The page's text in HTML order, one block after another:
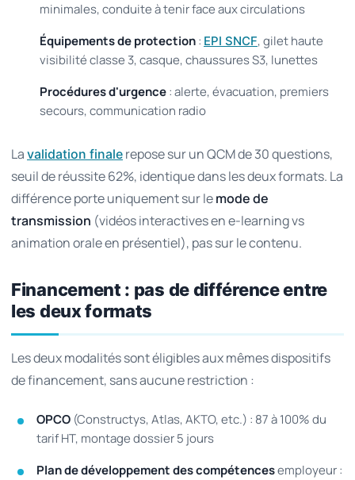
minimales, conduite à tenir face aux circulations
Équipements de protection: EPI SNCF, gilet haute
visibilité classe 3, casque, chaussures S3, lunettes
Procédures d'urgence: alerte, évacuation, premiers
secours, communication radio
La validation finale repose sur un QCM de 30 questions,
seuil de réussite 62%, identique dans les deux formats. La
différence porte uniquement sur lemode de
transmission (vidéos interactives en e-learning vs
animation orale en présentiel), pas sur le contenu.
Financement : pas de différence entre
les deux formats
Les deux modalités sont éligibles aux mêmes dispositifs
de financement, sans aucune restriction :
OPCO (Constructys, Atlas, AKTO, etc.) : 87 à 100% du
tarif HT, montage dossier 5 jours
Plan de développement des compétencesemployeur :